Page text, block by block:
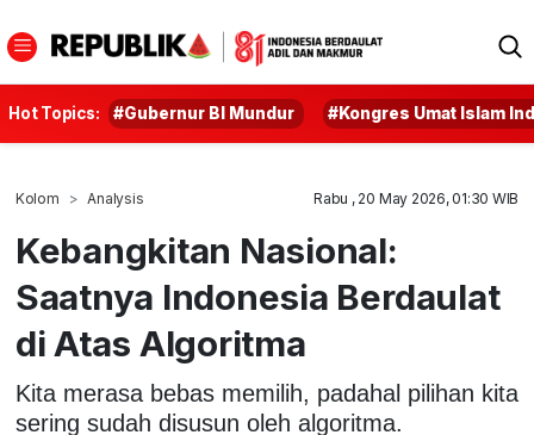
Hot Topics: #Gubernur BI Mundur #Kongres Umat Islam
Kolom Analysis Rabu , 20 May 2026, 01:30 WIB
Kebangkitan Nasional:
Saatnya Indonesia Berdaulat
di Atas Algoritma
Kita merasa bebas memilih, padahal pilihan kita
sering sudah disusun oleh algoritma.